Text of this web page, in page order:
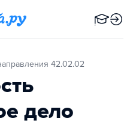
42.02.02
дело